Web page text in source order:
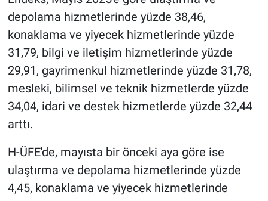
depolama hizmetlerinde yüzde 38,46,
konaklama ve yiyecek hizmetlerinde yüzde
31,79, bilgi ve iletişim hizmetlerinde yüzde
29,91, gayrimenkul hizmetlerinde yüzde 31,78,
mesleki, bilimsel ve teknik hizmetlerde yüzde
34,04, idari ve destek hizmetlerde yüzde 32,44
arttı.
H-ÜFE'de, mayısta bir önceki aya göre ise
ulaştırma ve depolama hizmetlerinde yüzde
4,45, konaklama ve yiyecek hizmetlerinde